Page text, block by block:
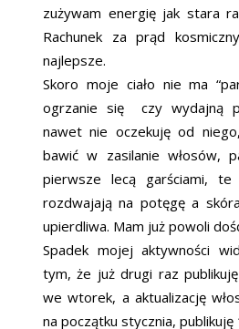
zużywam energię jak stara
Rachunek za prąd
najlepsze.
Skoro moje ciało nie ma
ogrzanie się czy wydajną
nawet nie oczekuję od
bawić w zasilanie włosów,
pierwsze lecą garściami,
rozdwajają na potęgę a
upierdliwa. Mam już powoli
Spadek mojej aktywności
tym, że już drugi raz
we wtorek, a aktualizację
na początku stycznia,